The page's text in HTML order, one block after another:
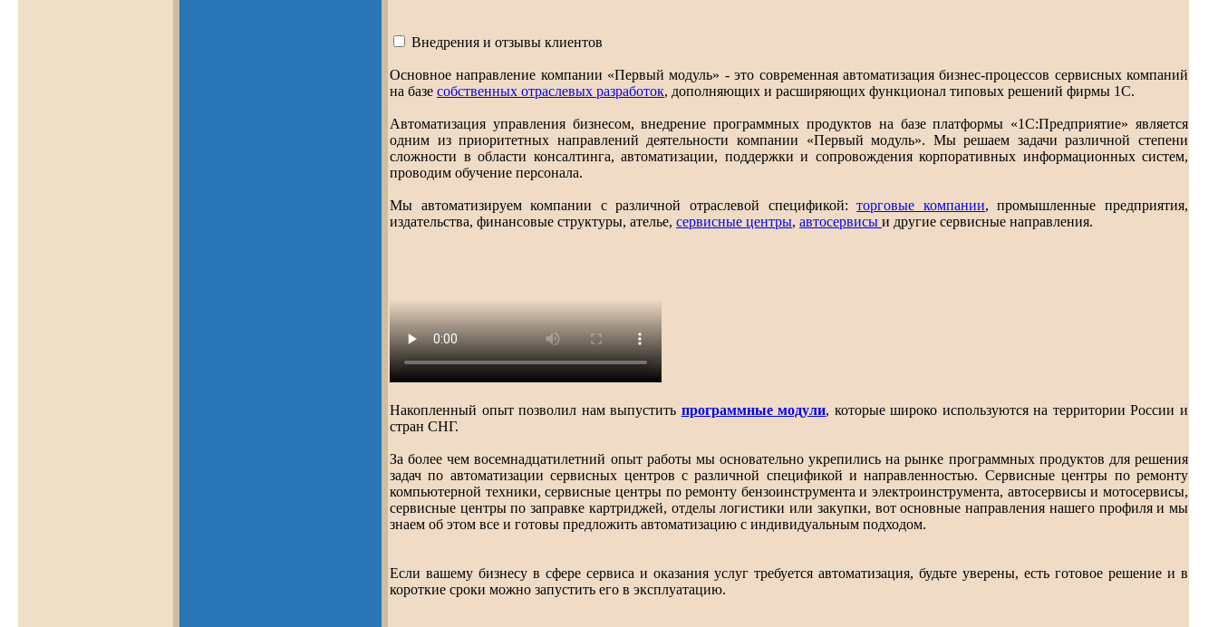
Внедрения и отзывы клиентов
Основное направление компании «Первый модуль» - это современная автоматизация бизнес-процессов сервисных компаний
на базе собственных отраслевых разработок, дополняющих и расширяющих функционал типовых решений фирмы 1С.
Автоматизация управления бизнесом, внедрение программных продуктов на базе платформы «1С:Предприятие» является
одним из приоритетных направлений деятельности компании «Первый модуль». Мы решаем задачи различной степени
сложности в области консалтинга, автоматизации, поддержки и сопровождения корпоративных информационных систем,
проводим обучение персонала.
Мы автоматизируем компании с различной отраслевой спецификой:торговые компании, промышленные предприятия,
издательства, финансовые структуры, ателье, сервисные центры, автосервисы и другие сервисные направления.
Накопленный опыт позволил нам выпустить программные модули, которые широко используются на территории России и
стран СНГ.
За более чем восемнадцатилетний опыт работы мы основательно укрепились на рынке программных продуктов для решения
задач по автоматизации сервисных центров с различной спецификой и направленностью. Сервисные центры по ремонту
компьютерной техники, сервисные центры по ремонту бензоинструмента и электроинструмента, автосервисы и мотосервисы,
сервисные центры по заправке картриджей, отделы логистики или закупки, вот основные направления нашего профиля и мы
знаем об этом все и готовы предложить автоматизацию с индивидуальным подходом.
Если вашему бизнесу в сфере сервиса и оказания услуг требуется автоматизация, будьте уверены, есть готовое решение и в
короткие сроки можно запустить его в эксплуатацию.